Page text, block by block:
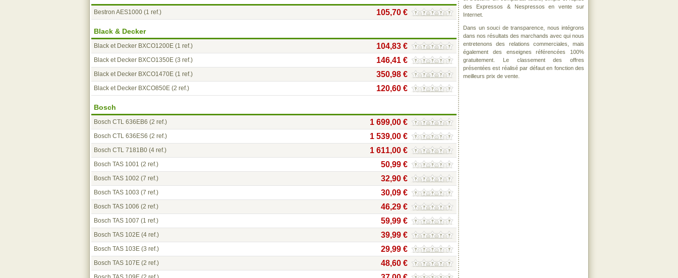
Bestron AES1000 (1 ref.) 105,70 €
Black & Decker
Black et Decker BXCO1200E (1 ref.) 104,83 €
Black et Decker BXCO1350E (3 ref.) 146,41 €
Black et Decker BXCO1470E (1 ref.) 350,98 €
Black et Decker BXCO850E (2 ref.) 120,60 €
Bosch
Bosch CTL 636EB6 (2 ref.) 1 699,00 €
Bosch CTL 636ES6 (2 ref.) 1 539,00 €
Bosch CTL 7181B0 (4 ref.) 1 611,00 €
Bosch TAS 1001 (2 ref.) 50,99 €
Bosch TAS 1002 (7 ref.) 32,90 €
Bosch TAS 1003 (7 ref.) 30,09 €
Bosch TAS 1006 (2 ref.) 46,29 €
Bosch TAS 1007 (1 ref.) 59,99 €
Bosch TAS 102E (4 ref.) 39,99 €
Bosch TAS 103E (3 ref.) 29,99 €
Bosch TAS 107E (2 ref.) 48,60 €
des Expressos & Nespressos en vente sur
Internet.
Dans un souci de transparence, nous intégrons
dans nos résultats des marchands avec qui nous
entretenons des relations commerciales, mais
également des enseignes référencées 100%
gratuitement. Le classement des offres
présentées est réalisé par défaut en fonction des
meilleurs prix de vente.